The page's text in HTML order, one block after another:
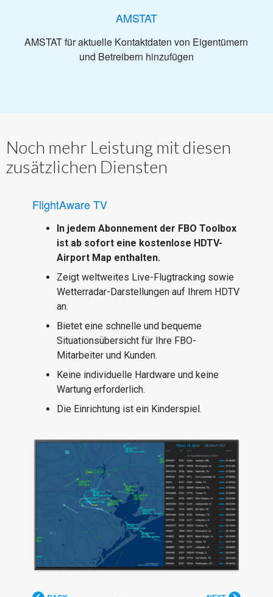
AMSTAT
AMSTAT für aktuelle Kontaktdaten von Eigentümern
und Betreibern hinzufügen
Noch mehr Leistung mit diesen
zusätzlichen Diensten
FlightAware TV
In jedem Abonnement der FBO Toolbox
ist ab sofort eine kostenlose HDTV-
Airport Map enthalten.
Zeigt weltweites Live-Flugtracking sowie
Wetterradar-Darstellungen auf Ihrem HDTV
an.
Bietet eine schnelle und bequeme
Situationsübersicht für Ihre FBO-
Mitarbeiter und Kunden.
Keine individuelle Hardware und keine
Wartung erforderlich.
Die Einrichtung ist ein Kinderspiel.